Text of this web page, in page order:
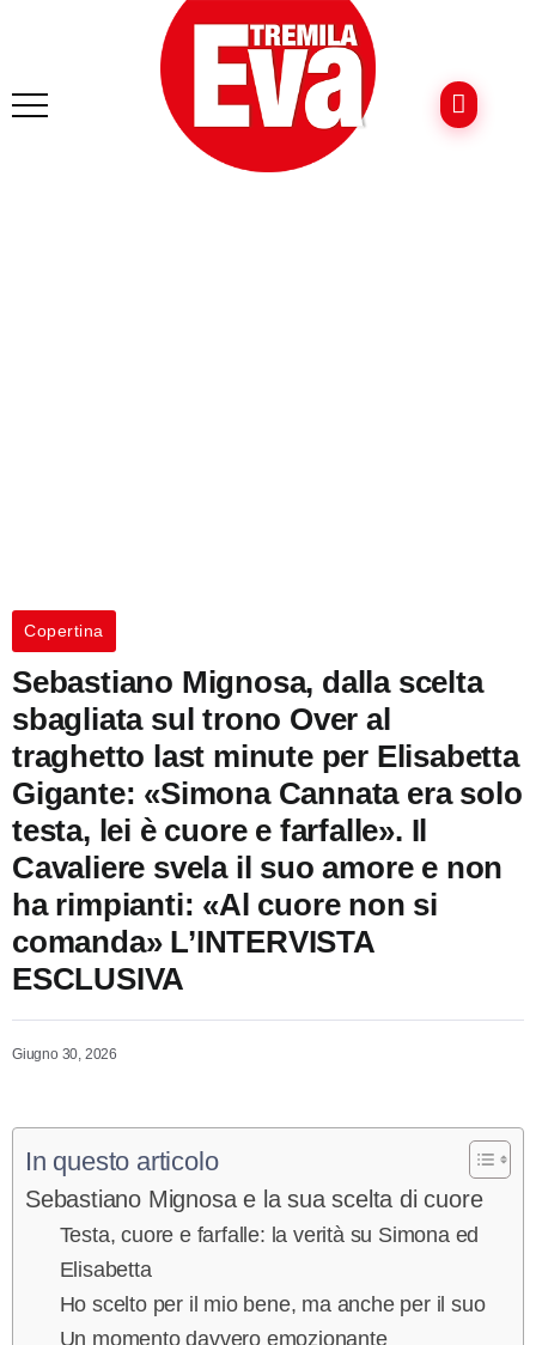
Copertina
Sebastiano Mignosa, dalla scelta
sbagliata sul trono Over al
traghetto last minute per Elisabetta
Gigante: «Simona Cannata era solo
testa, lei è cuore e farfalle». Il
Cavaliere svela il suo amore e non
ha rimpianti: «Al cuore non si
comanda» L’INTERVISTA
ESCLUSIVA
Giugno 30, 2026
In questo articolo
Sebastiano Mignosa e la sua scelta di cuore
Testa, cuore e farfalle: la verità su Simona ed
Elisabetta
Ho scelto per il mio bene, ma anche per il suo
Un momento davvero emozionante